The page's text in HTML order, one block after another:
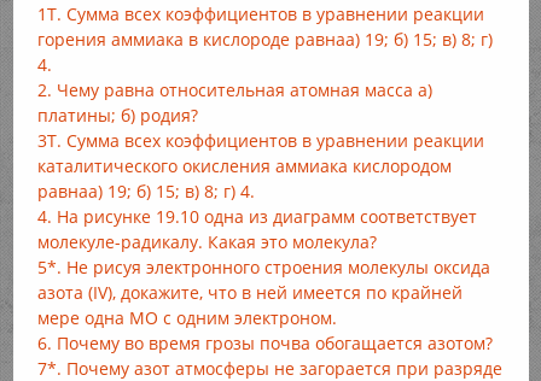
1T. Сумма всех коэффициентов в уравнении реакции
горения аммиака в кислороде равнаа) 19; б) 15; в) 8; г)
4.
2. Чему равна относительная атомная масса а)
платины; б) родия?
3Т. Сумма всех коэффициентов в уравнении реакции
каталитического окисления аммиака кислородом
равнаа) 19; б) 15; в) 8; г) 4.
4. На рисунке 19.10 одна из диаграмм соответствует
молекуле-радикалу. Какая это молекула?
5*. Не рисуя электронного строения молекулы оксида
азота (IV), докажите, что в ней имеется по крайней
мере одна МО с одним электроном.
6. Почему во время грозы почва обогащается азотом?
7*. Почему азот атмосферы не загорается при разряде